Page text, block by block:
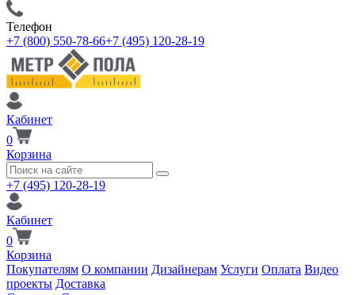
Телефон
+7 (800) 550-78-66+7 (495) 120-28-19
Кабинет
0
Корзина
+7 (495) 120-28-19
Кабинет
0
Корзина
Покупателям О компании Дизайнерам Услуги Оплата Видео
проекты Доставка